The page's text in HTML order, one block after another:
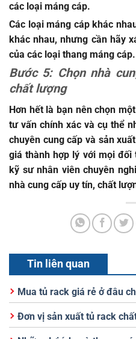
các loại máng cáp.
Các loại máng cáp khác
khác nhau, nhưng cần hãy
của các loại thang máng cáp.
Bước 5: Chọn nhà
chất lượng
Hơn hết là bạn nên chọn
tư vấn chính xác và cụ thể
chuyên cung cấp và sản
giá thành hợp lý với mọi
kỹ sư nhân viên chuyên
nhà cung cấp uy tín, chất
Tin liên quan
Mua tủ rack giá rẻ ở đâu
Đơn vị sản xuất tủ rack